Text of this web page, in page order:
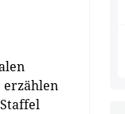
erzählen